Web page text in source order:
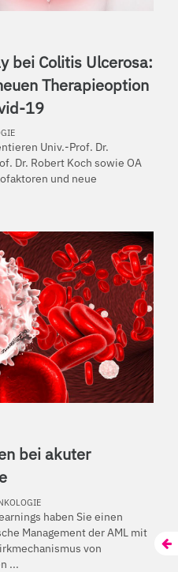
bei Colitis Ulcerosa:
Therapieoption
19
Univ.-Prof. Dr.
Dr. Robert Koch sowie OA
und neue
bei akuter
haben Sie einen
Management der AML mit
von
...